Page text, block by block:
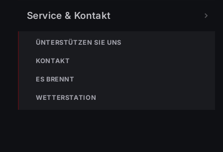
Service & Kontakt
ÜNTERSTÜTZEN SIE UNS
KONTAKT
ES BRENNT
WETTERSTATION